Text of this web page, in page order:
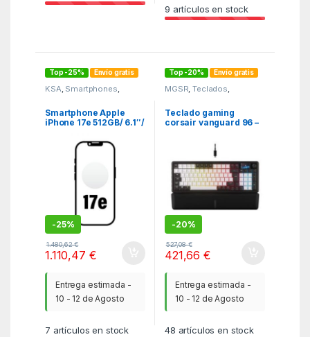
9 artículos en stock
Top -25% Envío gratis
KSA Smartphones
SmartPhones y Moviles
Smartphone Apple
iPhone 17e 512GB/ 6.1″/
-25%
1.480,62€
1.110,47 €
Entrega estimada -
10 - 12 de Agosto
7 artículos en stock
Top -20% Envío gratis
MGSR ,Teclados
Teclados
Teclado gaming
corsair vanguard 96 –
-20%
527,08€
421,66€
Entrega estimada -
10 - 12 de Agosto
48 artículos en stock